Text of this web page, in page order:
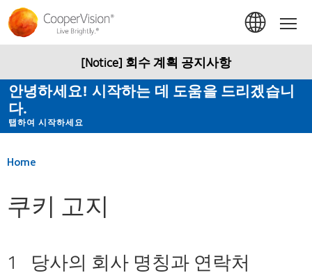
요
콘
텐
건
너
뛰
기
[Notice] 회수 계획 공지사항
안녕하세요! 시작하는 데 도움을 드리겠습니
다.
탭하여 시작하세요
Home
쿠키 고지
1 당사의 회사 명칭과 연락처